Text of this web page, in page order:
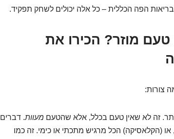
בריאות הפה הכללית – כל אלה יכולים לשחק תפקיד.
מוזר? הכירו את
צורות:
זה לא שאין טעם בכלל, אלא שהטעם מעוות. דברים
(הקלאסיקה) הכל מרגיש מתכתי או כימי. זה כמו